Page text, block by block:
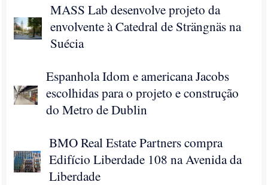
MASS Lab desenvolve projeto da
envolvente à Catedral de Strängnäs na
Suécia
Espanhola Idom e americana Jacobs
escolhidas para o projeto e construção
do Metro de Dublin
BMO Real Estate Partners compra
Edifício Liberdade 108 na Avenida da
Liberdade